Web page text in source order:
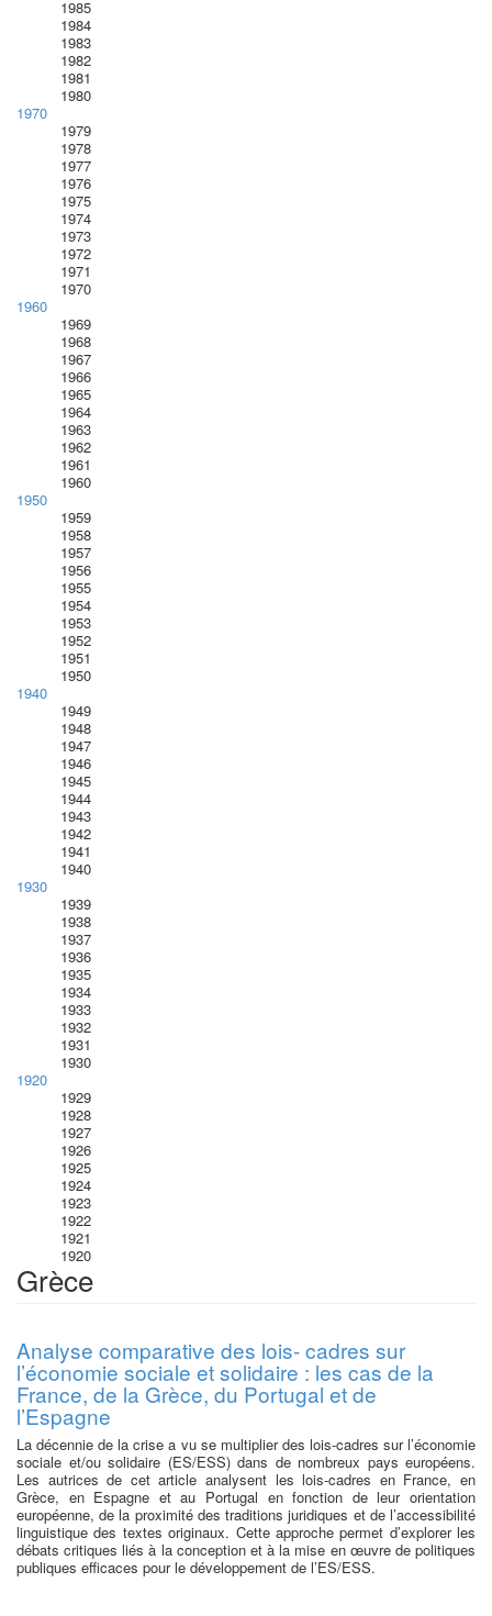
1985
1984
1983
1982
1981
1980
1970
1979
1978
1977
1976
1975
1974
1973
1972
1971
1970
1960
1969
1968
1967
1966
1965
1964
1963
1962
1961
1960
1950
1959
1958
1957
1956
1955
1954
1953
1952
1951
1950
1940
1949
1948
1947
1946
1945
1944
1943
1942
1941
1940
1930
1939
1938
1937
1936
1935
1934
1933
1932
1931
1930
1920
1929
1928
1927
1926
1925
1924
1923
1922
1921
1920
Grèce
Analyse comparative des lois- cadres sur
l’économie sociale et solidaire : les cas de la
France, de la Grèce, du Portugal et de
l’Espagne
La décennie de la crise a vu se multiplier des lois-cadres sur l’économie
sociale et/ou solidaire (ES/ESS) dans de nombreux pays européens.
Les autrices de cet article analysent les lois-cadres en France, en
Grèce, en Espagne et au Portugal en fonction de leur orientation
européenne, de la proximité des traditions juridiques et de l’accessibilité
linguistique des textes originaux. Cette approche permet d’explorer les
débats critiques liés à la conception et à la mise en œuvre de politiques
publiques efficaces pour le développement de l’ES/ESS.